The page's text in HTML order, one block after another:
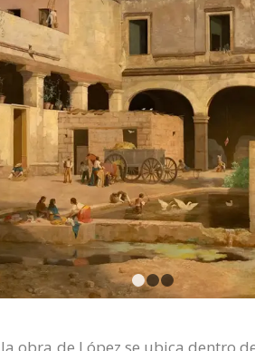
Next
1 2
la obra de López se ubica dentro